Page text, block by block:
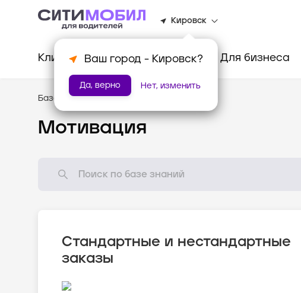
Кировск
Ваш город - Кировск?
Да, верно Нет, изменить
Клиентам Водителям Для бизнеса
База знаний /Как всё устроено?
Мотивация
Стандартные и нестандартные
заказы